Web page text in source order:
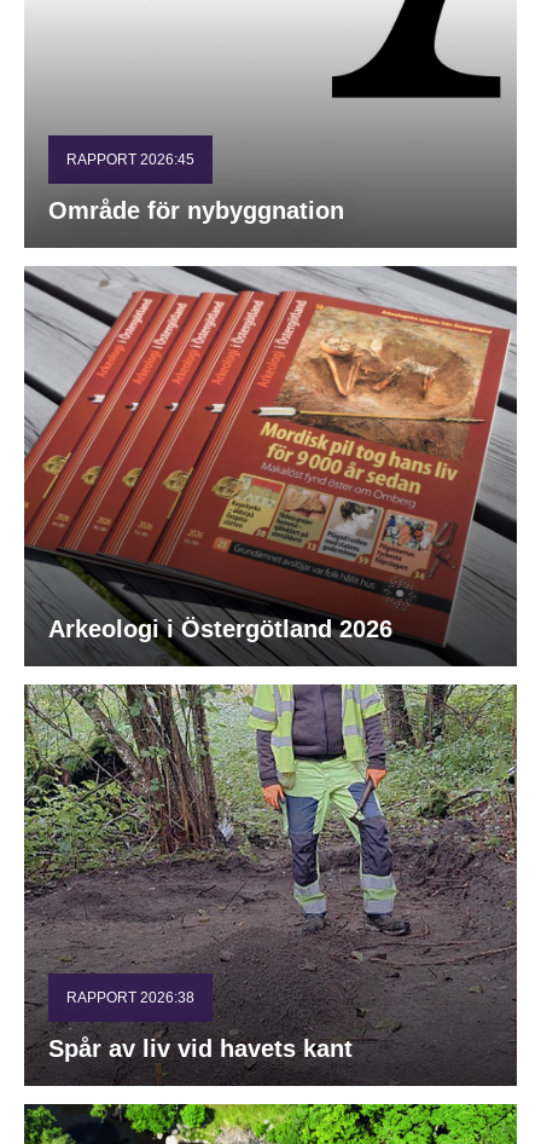
RAPPORT 2026:45
Område för nybyggnation
Arkeologi i Östergötland 2026
RAPPORT 2026:38
Spår av liv vid havets kant